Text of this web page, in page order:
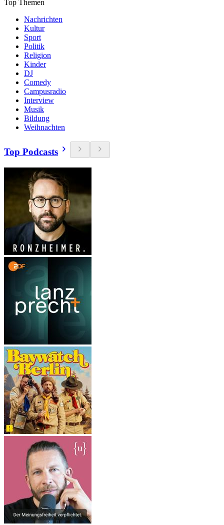
Top Themen
Nachrichten
Kultur
Sport
Politik
Religion
Kinder
DJ
Comedy
Campusradio
Interview
Musik
Bildung
Weihnachten
Top Podcasts